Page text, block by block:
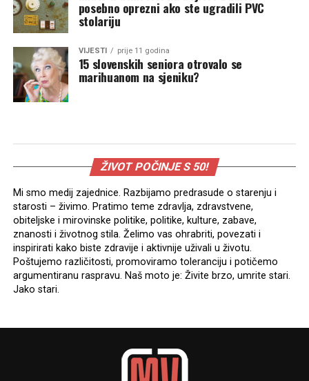
posebno oprezni ako ste ugradili PVC
stolariju
VIJESTI prije 11 godina
15 slovenskih seniora otrovalo se
marihuanom na sjeniku?
ŽIVOT POČINJE S 50!
Mi smo medij zajednice. Razbijamo predrasude o starenju i
starosti – živimo. Pratimo teme zdravlja, zdravstvene,
obiteljske i mirovinske politike, politike, kulture, zabave,
znanosti i životnog stila. Želimo vas ohrabriti, povezati i
inspirirati kako biste zdravije i aktivnije uživali u životu.
Poštujemo različitosti, promoviramo toleranciju i potičemo
argumentiranu raspravu. Naš moto je: Živite brzo, umrite stari.
Jako stari.